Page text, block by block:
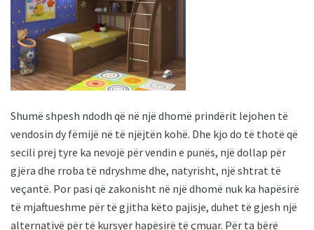
Shumë shpesh ndodh që në një dhomë prindërit lejohen të
vendosin dy fëmijë në të njëjtën kohë. Dhe kjo do të thotë që
secili prej tyre ka nevojë për vendin e punës, një dollap për
gjëra dhe rroba të ndryshme dhe, natyrisht, një shtrat të
veçantë. Por pasi që zakonisht në një dhomë nuk ka hapësirë ​​
të mjaftueshme për të gjitha këto pajisje, duhet të gjesh një
alternativë për të kursyer hapësirë ​​të çmuar. Për ta bërë